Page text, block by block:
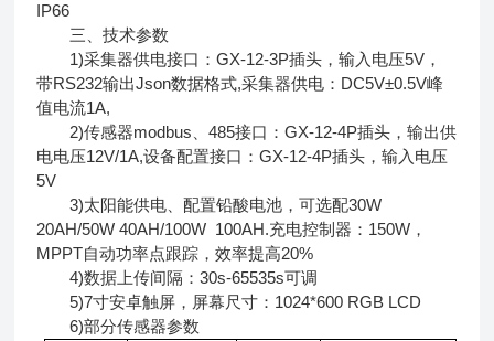
IP66
三、技术参数
1)采集器供电接口：GX-12-3P插头，输入电压5V，
带RS232输出Json数据格式,采集器供电：DC5V±0.5V峰
值电流1A,
2)传感器modbus、485接口：GX-12-4P插头，输出供
电电压12V/1A,设备配置接口：GX-12-4P插头，输入电压
5V
3)太阳能供电、配置铅酸电池，可选配30W
20AH/50W 40AH/100W 100AH.充电控制器：150W，
MPPT自动功率点跟踪，效率提高20%
4)数据上传间隔：30s-65535s可调
5)7寸安卓触屏，屏幕尺寸：1024*600 RGB LCD
6)部分传感器参数